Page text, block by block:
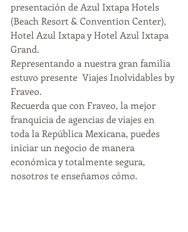
presentación de Azul Ixtapa Hotels
(Beach Resort & Convention Center),
Hotel Azul Ixtapa y Hotel Azul Ixtapa
Grand.
Representando a nuestra gran familia
estuvo presente  Viajes Inolvidables by
Fraveo.
Recuerda que con Fraveo, la mejor
franquicia de agencias de viajes en
toda la República Mexicana, puedes
iniciar un negocio de manera
económica y totalmente segura,
nosotros te enseñamos cómo.